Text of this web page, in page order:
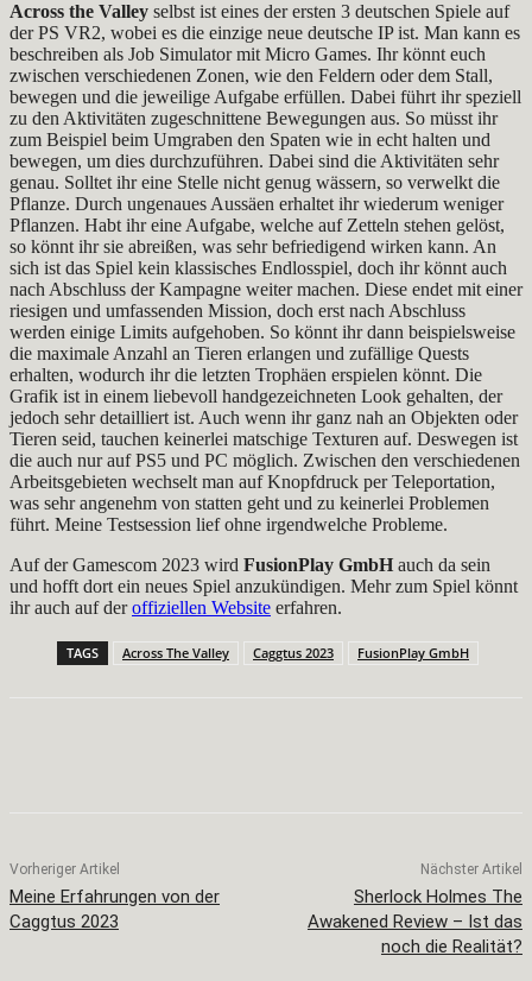
Across the Valley selbst ist eines der ersten 3 deutschen Spiele auf
der PS VR2, wobei es die einzige neue deutsche IP ist. Man kann es
beschreiben als Job Simulator mit Micro Games. Ihr könnt euch
zwischen verschiedenen Zonen, wie den Feldern oder dem Stall,
bewegen und die jeweilige Aufgabe erfüllen. Dabei führt ihr speziell
zu den Aktivitäten zugeschnittene Bewegungen aus. So müsst ihr
zum Beispiel beim Umgraben den Spaten wie in echt halten und
bewegen, um dies durchzuführen. Dabei sind die Aktivitäten sehr
genau. Solltet ihr eine Stelle nicht genug wässern, so verwelkt die
Pflanze. Durch ungenaues Aussäen erhaltet ihr wiederum weniger
Pflanzen. Habt ihr eine Aufgabe, welche auf Zetteln stehen gelöst,
so könnt ihr sie abreißen, was sehr befriedigend wirken kann. An
sich ist das Spiel kein klassisches Endlosspiel, doch ihr könnt auch
nach Abschluss der Kampagne weiter machen. Diese endet mit einer
riesigen und umfassenden Mission, doch erst nach Abschluss
werden einige Limits aufgehoben. So könnt ihr dann beispielsweise
die maximale Anzahl an Tieren erlangen und zufällige Quests
erhalten, wodurch ihr die letzten Trophäen erspielen könnt. Die
Grafik ist in einem liebevoll handgezeichneten Look gehalten, der
jedoch sehr detailliert ist. Auch wenn ihr ganz nah an Objekten oder
Tieren seid, tauchen keinerlei matschige Texturen auf. Deswegen ist
die auch nur auf PS5 und PC möglich. Zwischen den verschiedenen
Arbeitsgebieten wechselt man auf Knopfdruck per Teleportation,
was sehr angenehm von statten geht und zu keinerlei Problemen
führt. Meine Testsession lief ohne irgendwelche Probleme.
Auf der Gamescom 2023 wird FusionPlay GmbH auch da sein
und hofft dort ein neues Spiel anzukündigen. Mehr zum Spiel könnt
ihr auch auf deroffiziellen Website erfahren.
TAGS Across The Valley Caggtus 2023 FusionPlay GmbH
Vorheriger Artikel
Meine Erfahrungen von der
Caggtus 2023
Nächster Artikel
Sherlock Holmes The
Awakened Review – Ist das
noch die Realität?